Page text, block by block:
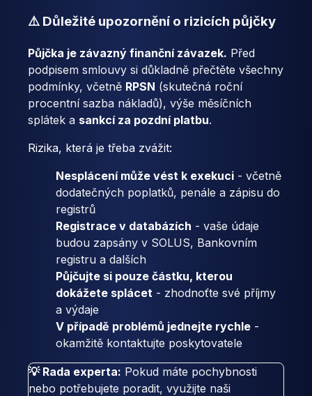
⚠️ Důležité upozornění o rizicích půjčky
Půjčka je závazný finanční závazek. Před
podpisem smlouvy si důkladně přečtěte všechny
podmínky, včetně RPSN (skutečná roční
procentní sazba nákladů), výše měsíčních
splátek a sankcí za pozdní platbu.
Rizika, která je třeba zvážit:
Nesplácení může vést k exekuci - včetně
dodatečných poplatků, penále a zápisu do
registrů
Registrace v databázích - vaše údaje
budou zapsány v SOLUS, Bankovním
registru a dalších
Půjčujte si pouze částku, kterou
dokážete splácet - zhodnoťte své příjmy
a výdaje
V případě problémů jednejte rychle -
okamžitě kontaktujte poskytovatele
💡 Rada experta: Pokud máte pochybnosti
nebo potřebujete poradit, využijte naši